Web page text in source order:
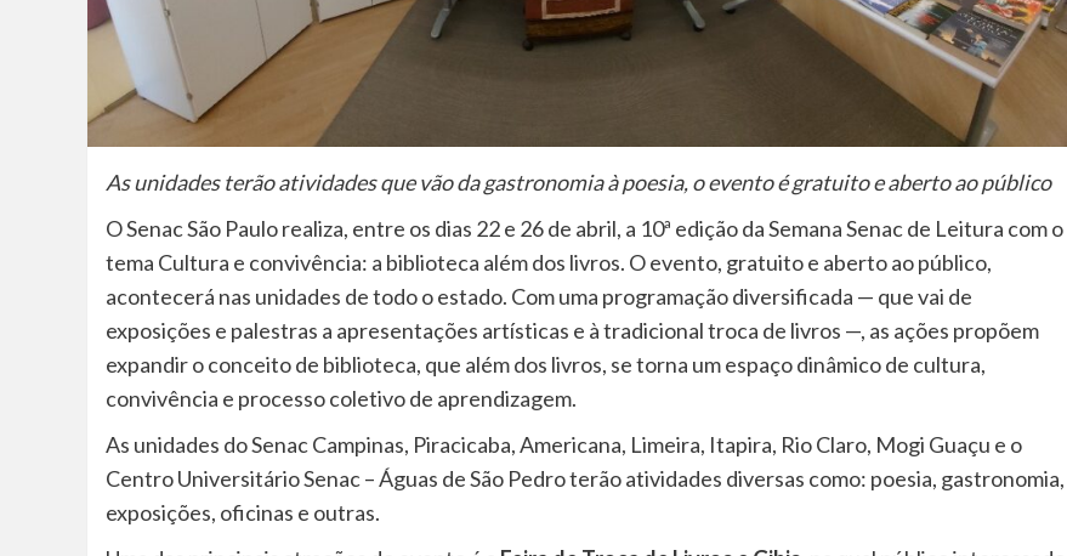
As unidades terão atividades que vão da gastronomia à poesia, o evento é gratuito e aberto ao público
O Senac São Paulo realiza, entre os dias 22 e 26 de abril, a 10ª edição da Semana Senac de Leitura com o
tema Cultura e convivência: a biblioteca além dos livros. O evento, gratuito e aberto ao público,
acontecerá nas unidades de todo o estado. Com uma programação diversificada — que vai de
exposições e palestras a apresentações artísticas e à tradicional troca de livros —, as ações propõem
expandir o conceito de biblioteca, que além dos livros, se torna um espaço dinâmico de cultura,
convivência e processo coletivo de aprendizagem.
As unidades do Senac Campinas, Piracicaba, Americana, Limeira, Itapira, Rio Claro, Mogi Guaçu e o
Centro Universitário Senac – Águas de São Pedro terão atividades diversas como: poesia, gastronomia,
exposições, oficinas e outras.